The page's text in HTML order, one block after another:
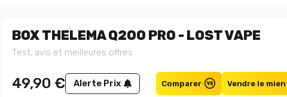
BOX THELEMA Q200 PRO - LOST VAPE
Test, avis et meilleures offres
49,90 € Alerte Prix Comparer Vendre le mien